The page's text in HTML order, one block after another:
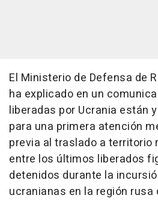
El Ministerio de Defensa de
ha explicado en un
liberadas por Ucrania están
para una primera atención
previa al traslado a territorio
entre los últimos liberados
detenidos durante la
ucranianas en la región rusa